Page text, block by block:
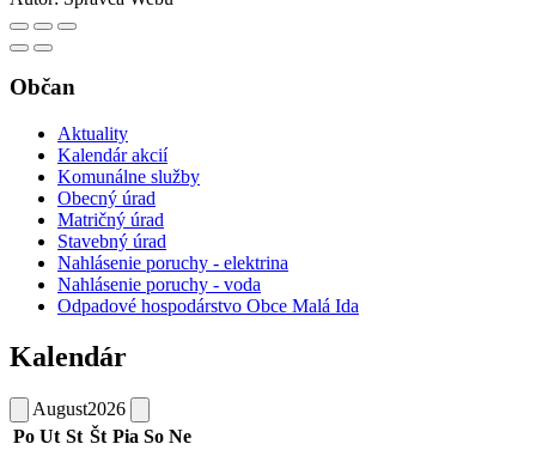
Občan
Aktuality
Kalendár akcií
Komunálne služby
Obecný úrad
Matričný úrad
Stavebný úrad
Nahlásenie poruchy - elektrina
Nahlásenie poruchy - voda
Odpadové hospodárstvo Obce Malá Ida
Kalendár
August2026
Po Ut St Št Pia So Ne